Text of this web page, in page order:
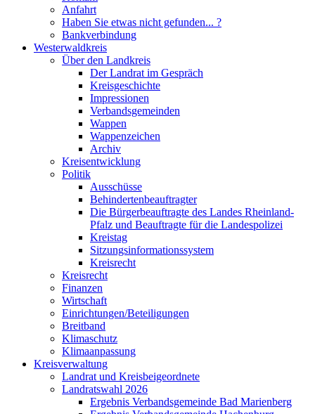
Anfahrt
Haben Sie etwas nicht gefunden... ?
Bankverbindung
Westerwaldkreis
Über den Landkreis
Der Landrat im Gespräch
Kreisgeschichte
Impressionen
Verbandsgemeinden
Wappen
Wappenzeichen
Archiv
Kreisentwicklung
Politik
Ausschüsse
Behindertenbeauftragter
Die Bürgerbeauftragte des Landes Rheinland-
Pfalz und Beauftragte für die Landespolizei
Kreistag
Sitzungsinformationssystem
Kreisrecht
Kreisrecht
Finanzen
Wirtschaft
Einrichtungen/Beteiligungen
Breitband
Klimaschutz
Klimaanpassung
Kreisverwaltung
Landrat und Kreisbeigeordnete
Landratswahl 2026
Ergebnis Verbandsgemeinde Bad Marienberg